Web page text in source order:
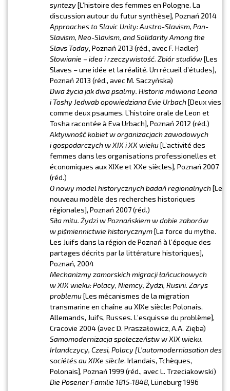
syntezy[L’histoire des femmes en Pologne. La
discussion autour du futur synthèse], Poznań 2014
Approaches to Slavic Unity: Austro-Slavism, Pan-
Slavism, Neo-Slavism, and Solidarity Among the
Slavs Today, Poznań 2013 (réd., avec F. Hadler)
Słowianie – idea i rzeczywistość. Zbiór studiów[Les
Slaves – une idée et la réalité. Un récueil d’études],
Poznań 2013 (réd., avec M. Saczyńska)
Dwa życia jak dwa psalmy. Historia mówiona Leona
i Toshy Jedwab opowiedziana Evie Urbach[Deux vies
comme deux psaumes. L’histoire orale de Leon et
Tosha racontée à Eva Urbach], Poznań 2012 (réd.)
Aktywność kobiet w organizacjach zawodowych
i gospodarczych w XIX i XX wieku[L’activité des
femmes dans les organisations professionelles et
économiques aux XIXe et XXe siècles], Poznań 2007
(réd.)
O nowy model historycznych badań regionalnych[Le
nouveau modèle des recherches historiques
régionales], Poznań 2007 (réd.)
Siła mitu. Żydzi w Poznańskiem w dobie zaborów
w piśmiennictwie historycznym[La force du mythe.
Les Juifs dans la région de Poznań à l’époque des
partages décrits par la littérature historiques],
Poznań, 2004
Mechanizmy zamorskich migracji łańcuchowych
w XIX wieku: Polacy, Niemcy, Żydzi, Rusini. Zarys
problemu[Les mécanismes de la migration
transmarine en chaîne au XIXe siècle: Polonais,
Allemands, Juifs, Russes. L’esquisse du problème],
Cracovie 2004 (avec D. Praszałowicz, A.A. Zięba)
Samomodernizacja społeczeństw w XIX wieku.
Irlandczycy, Czesi, Polacy [L’automoderniasation des
sociétés au XIXe siècle. Irlandais, Tchèques,
Polonais], Poznań 1999 (réd., avec L. Trzeciakowski)
Die Posener Familie 1815-1848, Lüneburg 1996